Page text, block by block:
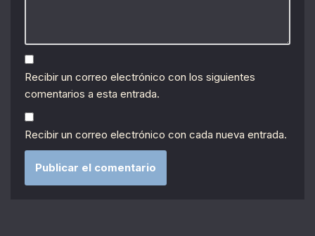
Recibir un correo electrónico con los siguientes
comentarios a esta entrada.
Recibir un correo electrónico con cada nueva entrada.